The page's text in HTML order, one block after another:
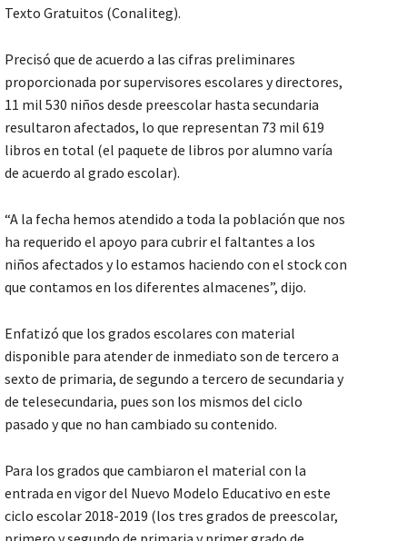
Texto Gratuitos (Conaliteg).
Precisó que de acuerdo a las cifras preliminares
proporcionada por supervisores escolares y directores,
11 mil 530 niños desde preescolar hasta secundaria
resultaron afectados, lo que representan 73 mil 619
libros en total (el paquete de libros por alumno varía
de acuerdo al grado escolar).
“A la fecha hemos atendido a toda la población que nos
ha requerido el apoyo para cubrir el faltantes a los
niños afectados y lo estamos haciendo con el stock con
que contamos en los diferentes almacenes”, dijo.
Enfatizó que los grados escolares con material
disponible para atender de inmediato son de tercero a
sexto de primaria, de segundo a tercero de secundaria y
de telesecundaria, pues son los mismos del ciclo
pasado y que no han cambiado su contenido.
Para los grados que cambiaron el material con la
entrada en vigor del Nuevo Modelo Educativo en este
ciclo escolar 2018-2019 (los tres grados de preescolar,